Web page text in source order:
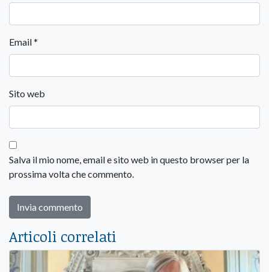
Email*
Sito web
Salva il mio nome, email e sito web in questo browser per la
prossima volta che commento.
Articoli correlati